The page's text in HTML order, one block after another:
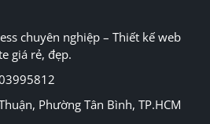
chuyên nghiệp – Thiết kế web
giá rẻ, đẹp.
Phường Tân Bình, TP.HCM